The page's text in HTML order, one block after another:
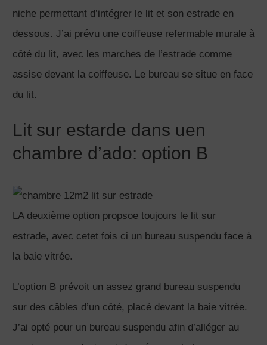
niche permettant d’intégrer le lit et son estrade en
dessous. J’ai prévu une coiffeuse refermable murale à
côté du lit, avec les marches de l’estrade comme
assise devant la coiffeuse. Le bureau se situe en face
du lit.
Lit sur estarde dans uen
chambre d’ado: option B
LA deuxième option propsoe toujours le lit sur
estrade, avec cetet fois ci un bureau suspendu face à
la baie vitrée.
L’option B prévoit un assez grand bureau suspendu
sur des câbles d’un côté, placé devant la baie vitrée.
J’ai opté pour un bureau suspendu afin d’alléger au